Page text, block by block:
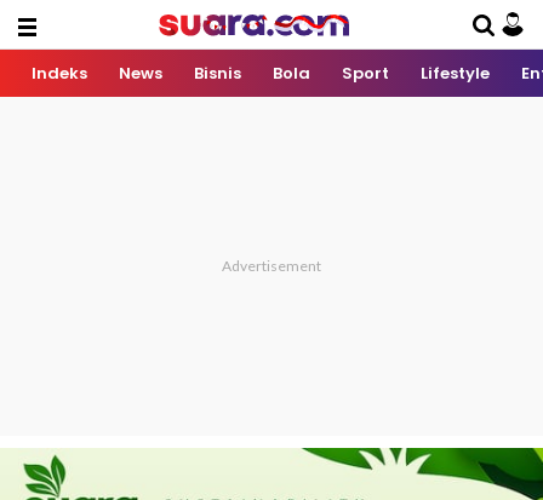
Indeks News Bisnis Bola Sport Lifestyle